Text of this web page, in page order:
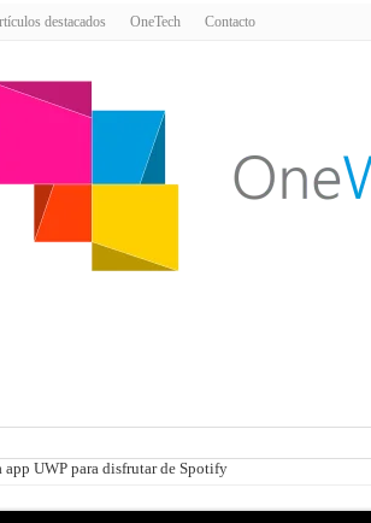
destacados OneTech Contacto
UWP para disfrutar de Spotify